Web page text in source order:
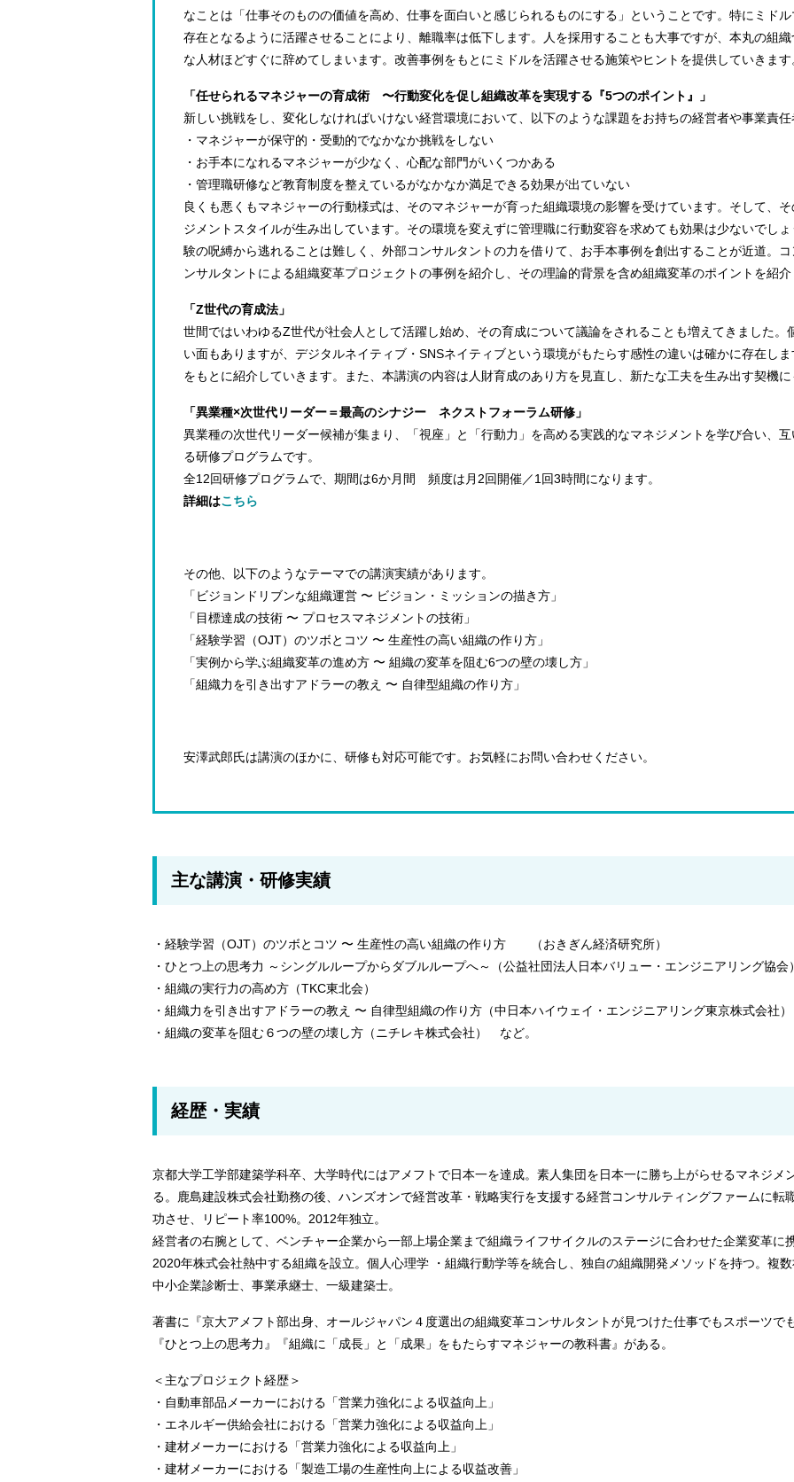
なことは「仕事そのものの価値を高め、仕事を面白いと感じられるものにする」ということです。特にミド
存在となるように活躍させることにより、離職率は低下します。人を採用することも大事ですが、本丸の組
な人材ほどすぐに辞めてしまいます。改善事例をもとにミドルを活躍させる施策やヒントを提供していきます
「任せられるマネジャーの育成術 〜行動変化を促し組織改革を実現する『5つのポイント』」
新しい挑戦をし、変化しなければいけない経営環境において、以下のような課題をお持ちの経営者や事業責
・マネジャーが保守的・受動的でなかなか挑戦をしない
・お手本になれるマネジャーが少なく、心配な部門がいくつかある
・管理職研修など教育制度を整えているがなかなか満足できる効果が出ていない
良くも悪くもマネジャーの行動様式は、そのマネジャーが育った組織環境の影響を受けています。そして、
ジメントスタイルが生み出しています。その環境を変えずに管理職に行動変容を求めても効果は少ないでし
験の呪縛から逃れることは難しく、外部コンサルタントの力を借りて、お手本事例を創出することが近道。
ンサルタントによる組織変革プロジェクトの事例を紹介し、その理論的背景を含め組織変革のポイントを紹
「Z世代の育成法」
世間ではいわゆるZ世代が社会人として活躍し始め、その育成について議論をされることも増えてきました
い面もありますが、デジタルネイティブ・SNSネイティブという環境がもたらす感性の違いは確かに存在し
をもとに紹介していきます。また、本講演の内容は人財育成のあり方を見直し、新たな工夫を生み出す契機
「異業種×次世代リーダー＝最⾼のシナジー ネクストフォーラム研修」
異業種の次世代リーダー候補が集まり、「視座」と「⾏動⼒」を⾼める実践的なマネジメントを学び合い、
る研修プログラムです。
全12回研修プログラムで、期間は6か⽉間 頻度は⽉2回開催／1回3時間になります。
詳細はこちら
その他、以下のようなテーマでの講演実績があります。
「ビジョンドリブンな組織運営 〜 ビジョン・ミッションの描き方」
「目標達成の技術 〜 プロセスマネジメントの技術」
「経験学習（OJT）のツボとコツ 〜 生産性の高い組織の作り方」
「実例から学ぶ組織変革の進め方 〜 組織の変革を阻む6つの壁の壊し方」
「組織力を引き出すアドラーの教え 〜 自律型組織の作り方」
安澤武郎氏は講演のほかに、研修も対応可能です。お気軽にお問い合わせください。
主な講演・研修実績
・経験学習（OJT）のツボとコツ 〜 生産性の高い組織の作り方 （おきぎん経済研究所）
・ひとつ上の思考力 ～シングルループからダブルループへ～（公益社団法人日本バリュー・エンジニアリング協会
・組織の実行力の高め方（TKC東北会）
・組織力を引き出すアドラーの教え 〜 自律型組織の作り方（中日本ハイウェイ・エンジニアリング東京株式会社）
・組織の変革を阻む６つの壁の壊し方（ニチレキ株式会社） など。
経歴・実績
京都大学工学部建築学科卒、大学時代にはアメフトで日本一を達成。素人集団を日本一に勝ち上がらせるマネジメ
る。鹿島建設株式会社勤務の後、ハンズオンで経営改革・戦略実行を支援する経営コンサルティングファームに転
功させ、リピート率100%。2012年独立。
経営者の右腕として、ベンチャー企業から一部上場企業まで組織ライフサイクルのステージに合わせた企業変革に
2020年株式会社熱中する組織を設立。個人心理学 ・組織行動学等を統合し、独自の組織開発メソッドを持つ。複
中小企業診断士、事業承継士、一級建築士。
著書に『京大アメフト部出身、オールジャパン４度選出の組織変革コンサルタントが見つけた仕事でもスポーツで
『ひとつ上の思考力』『組織に「成長」と「成果」をもたらすマネジャーの教科書』がある。
＜主なプロジェクト経歴＞
・自動車部品メーカーにおける「営業力強化による収益向上」
・エネルギー供給会社における「営業力強化による収益向上」
・建材メーカーにおける「営業力強化による収益向上」
・建材メーカーにおける「製造工場の生産性向上による収益改善」